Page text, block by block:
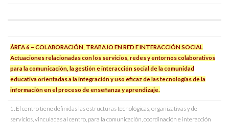
ÁREA 6 – COLABORACIÓN, TRABAJO EN RED E INTERACCIÓN SOCIAL
Actuaciones relacionadas con los servicios, redes y entornos colaborativos
para la comunicación, la gestión e interacción social de la comunidad
educativa orientadas a la integración y uso eficaz de las tecnologías de la
información en el proceso de enseñanza y aprendizaje.
1. El centro tiene definidas las estructuras tecnológicas, organizativas y de
servicios, vinculadas al centro, para la comunicación, coordinación e interacción